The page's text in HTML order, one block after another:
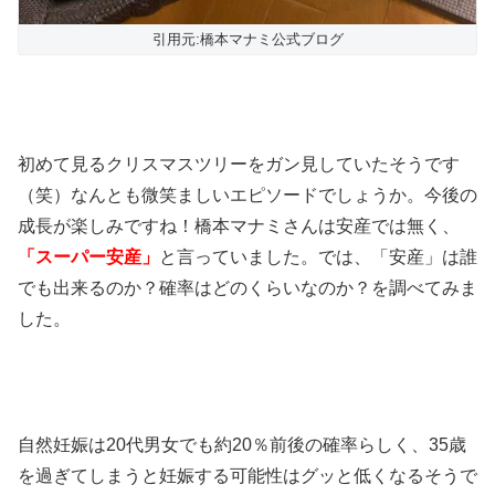
引用元:橋本マナミ公式ブログ
初めて見るクリスマスツリーをガン見していたそうです
（笑）なんとも微笑ましいエピソードでしょうか。今後の
成長が楽しみですね！橋本マナミさんは安産では無く、
「スーパー安産」 と言っていました。では、「安産」は誰
でも出来るのか？確率はどのくらいなのか？を調べてみま
した。
自然妊娠は20代男女でも約20％前後の確率らしく、35歳
を過ぎてしまうと妊娠する可能性はグッと低くなるそうで